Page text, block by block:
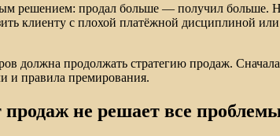
решением: продал больше — получил больше.
клиенту с плохой платёжной дисциплиной
должна продолжать стратегию продаж.
и правила премирования.
не решает все